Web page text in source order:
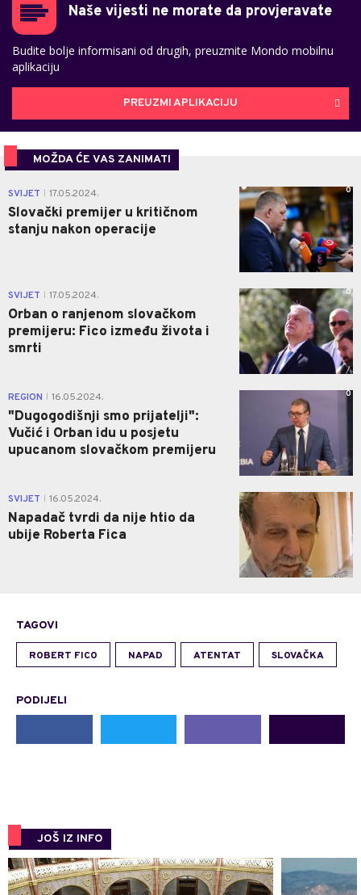
Naše vijesti ne morate da provjeravate
Budite bolje informisani od drugih, preuzmite Mondo mobilnu
aplikaciju
PREUZMI APLIKACIJU
MOŽDA ĆE VAS ZANIMATI
SVIJET 17.05.2024.
Slovački premijer u kritičnom
stanju nakon operacije
0
SVIJET 17.05.2024.
Orban o ranjenom slovačkom
premijeru: Fico između života i
smrti
0
REGION 16.05.2024.
"Dugogodišnji smo prijatelji":
Vučić i Orban idu u posjetu
upucanom slovačkom premijeru
0
SVIJET 16.05.2024.
Napadač tvrdi da nije htio da
ubije Roberta Fica
1
TAGOVI
ROBERT FICO NAPAD ATENTAT SLOVAČKA
PODIJELI
JOŠ IZ INFO
0